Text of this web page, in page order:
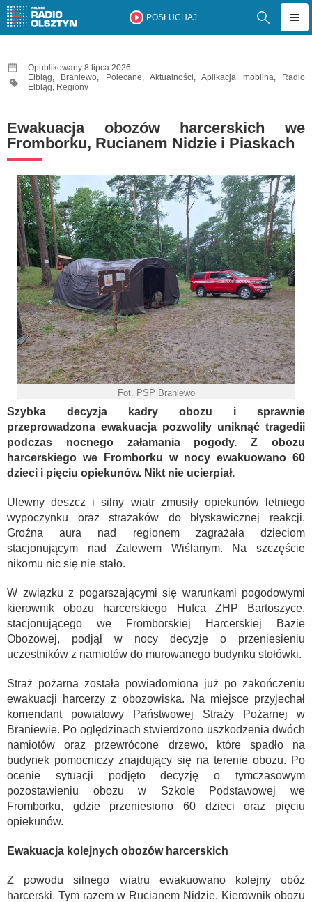
POSŁUCHAJ
Opublikowany 8 lipca 2026
Elbląg, Braniewo, Polecane,Aktualności,Aplikacja mobilna,
Radio
Elbląg, Regiony
Ewakuacja obozów harcerskich we
Fromborku, Rucianem Nidzie i Piaskach
Fot. PSP Braniewo
Szybka decyzja kadry obozu i sprawnie
przeprowadzona ewakuacja pozwoliły uniknąć tragedii
podczas nocnego załamania pogody. Z obozu
harcerskiego we Fromborku w nocy ewakuowano 60
dzieci i pięciu opiekunów. Nikt nie ucierpiał.
Ulewny deszcz i silny wiatr zmusiły opiekunów letniego
wypoczynku oraz strażaków do błyskawicznej reakcji.
Groźna aura nad regionem zagrażała dzieciom
stacjonującym nad Zalewem Wiślanym. Na szczęście
nikomu nic się nie stało.
W związku z pogarszającymi się warunkami pogodowymi
kierownik obozu harcerskiego Hufca ZHP Bartoszyce,
stacjonującego we Fromborskiej Harcerskiej Bazie
Obozowej, podjął w nocy decyzję o przeniesieniu
uczestników z namiotów do murowanego budynku stołówki.
Straż pożarna została powiadomiona już po zakończeniu
ewakuacji harcerzy z obozowiska. Na miejsce przyjechał
komendant powiatowy Państwowej Straży Pożarnej w
Braniewie. Po oględzinach stwierdzono uszkodzenia dwóch
namiotów oraz przewrócone drzewo, które spadło na
budynek pomocniczy znajdujący się na terenie obozu. Po
ocenie sytuacji podjęto decyzję o tymczasowym
pozostawieniu obozu w Szkole Podstawowej we
Fromborku, gdzie przeniesiono 60 dzieci oraz pięciu
opiekunów.
Ewakuacja kolejnych obozów harcerskich
Z powodu silnego wiatru ewakuowano kolejny obóz
harcerski. Tym razem w Rucianem Nidzie. Kierownik obozu